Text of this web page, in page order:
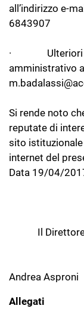
all’indirizzo e-
6843907
· Ulteriori
amministrativo
Si rende noto
reputate di
sito
internet del
Data 19/04/
Il Direttore
Andrea Asproni
Allegati